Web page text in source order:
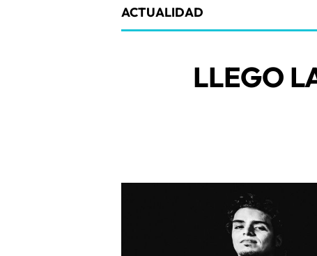
ACTUALIDAD
LLEGO